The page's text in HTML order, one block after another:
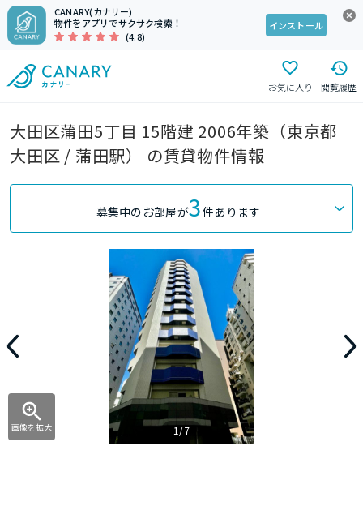
CANARY(カナリー)
物件をアプリでサクサク検索！
(4.8)
インストール
お気に入り 閲覧履歴
大田区蒲田5丁目 15階建 2006年築（東京都
大田区 / 蒲田駅） の賃貸物件情報
募集中のお部屋が3件あります
画像を拡大 1/7